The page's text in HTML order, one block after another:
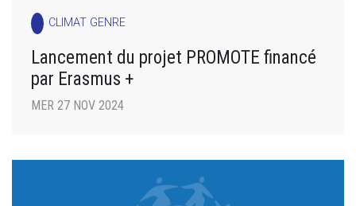
CLIMAT GENRE
Lancement du projet PROMOTE financé
par Erasmus +
MER 27 NOV 2024